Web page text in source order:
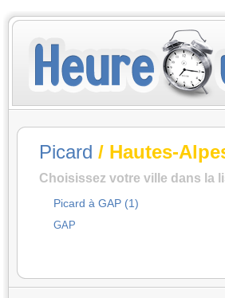
Picard / Hautes-
Choisissez votre ville dans la
Picard à GAP (1)
GAP